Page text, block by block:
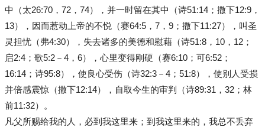
中（太26:70，72，74），并一时留在其中（诗51:14；撒下12:9，
13），因而惹动上帝的不悦（赛64:5，7，9；撒下11:27），叫圣
灵担忧（弗4:30），失去诸多的美德和慰藉（诗51:8，10，12；
启2:4；歌5:2－4，6），心里变得刚硬（赛6:10；可6:52；
16:14；诗95:8），使良心受伤（诗32:3－4；51:8），使别人受损
并倍感震惊（撒下12:14），自取今生的审判（诗89:31，32；林
前11:32）。
凡⽗所赐给我的⼈，必到我这⾥来；到我这⾥来的，我总不丢弃